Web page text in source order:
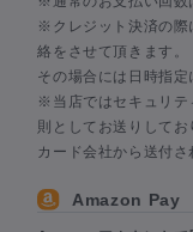
※クレジット決済の際
絡をさせて頂きます。
その場合には日時指定
※当店ではセキュリテ
則としてお送りしてお
カード会社から送付さ
Amazon Pay